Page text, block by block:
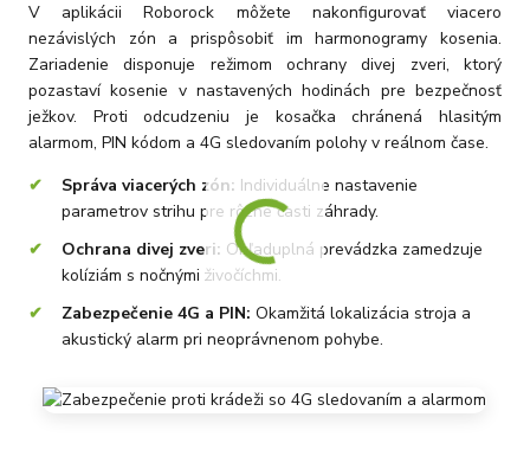
V aplikácii Roborock môžete nakonfigurovať viacero
nezávislých zón a prispôsobiť im harmonogramy kosenia.
Zariadenie disponuje režimom ochrany divej zveri, ktorý
pozastaví kosenie v nastavených hodinách pre bezpečnosť
ježkov. Proti odcudzeniu je kosačka chránená hlasitým
alarmom, PIN kódom a 4G sledovaním polohy v reálnom čase.
Správa viacerých zón: Individuálne nastavenie
parametrov strihu pre rôzne časti záhrady.
Ochrana divej zveri: Ohľaduplná prevádzka zamedzuje
kolíziám s nočnými živočíchmi.
Zabezpečenie 4G a PIN: Okamžitá lokalizácia stroja a
akustický alarm pri neoprávnenom pohybe.